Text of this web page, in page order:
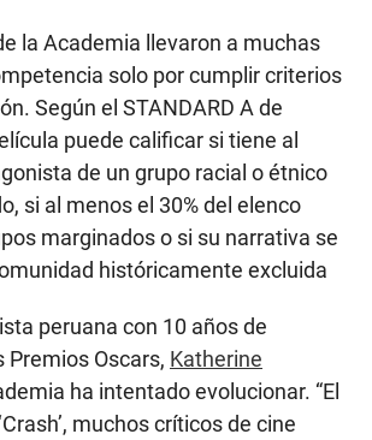
la Academia llevaron a muchas
solo por cumplir criterios
Según el STANDARD A de
puede calificar si tiene al
de un grupo racial o étnico
si al menos el 30% del elenco
marginados o si su narrativa se
históricamente excluida
peruana con 10 años de
Premios Oscars, Katherine
ha intentado evolucionar. “El
muchos críticos de cine